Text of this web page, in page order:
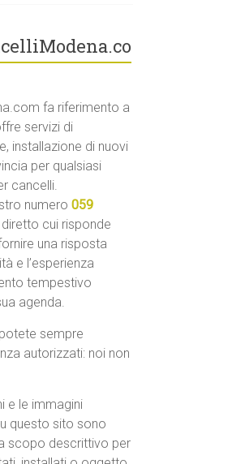
fa riferimento a
servizi di
installazione di nuovi
per qualsiasi
cancelli.
numero059
cui risponde
una risposta
e l’esperienza
tempestivo
agenda.
sempre
autorizzati: noi non
e le immagini
questo sito sono
scopo descrittivo per